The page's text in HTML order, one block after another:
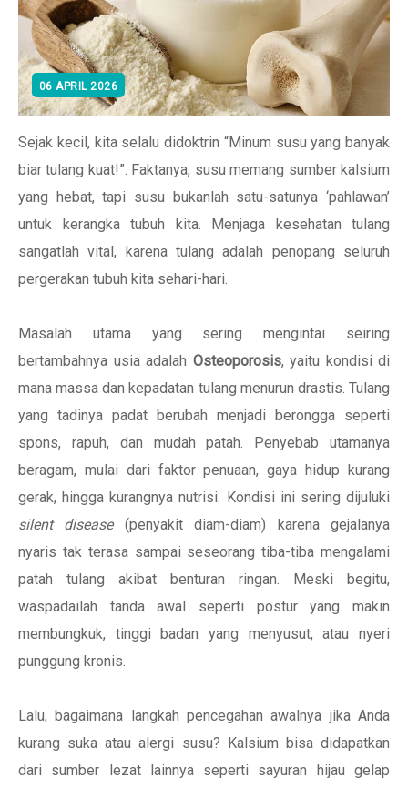
06 APRIL 2026
Sejak kecil, kita selalu didoktrin “Minum susu yang banyak
biar tulang kuat!”. Faktanya, susu memang sumber kalsium
yang hebat, tapi susu bukanlah satu-satunya ‘pahlawan’
untuk kerangka tubuh kita. Menjaga kesehatan tulang
sangatlah vital, karena tulang adalah penopang seluruh
pergerakan tubuh kita sehari-hari.
Masalah utama yang sering mengintai seiring
bertambahnya usia adalah Osteoporosis, yaitu kondisi di
mana massa dan kepadatan tulang menurun drastis. Tulang
yang tadinya padat berubah menjadi berongga seperti
spons, rapuh, dan mudah patah. Penyebab utamanya
beragam, mulai dari faktor penuaan, gaya hidup kurang
gerak, hingga kurangnya nutrisi. Kondisi ini sering dijuluki
silent disease(penyakit diam-diam) karena gejalanya
nyaris tak terasa sampai seseorang tiba-tiba mengalami
patah tulang akibat benturan ringan. Meski begitu,
waspadailah tanda awal seperti postur yang makin
membungkuk, tinggi badan yang menyusut, atau nyeri
punggung kronis.
Lalu, bagaimana langkah pencegahan awalnya jika Anda
kurang suka atau alergi susu? Kalsium bisa didapatkan
dari sumber lezat lainnya seperti sayuran hijau gelap